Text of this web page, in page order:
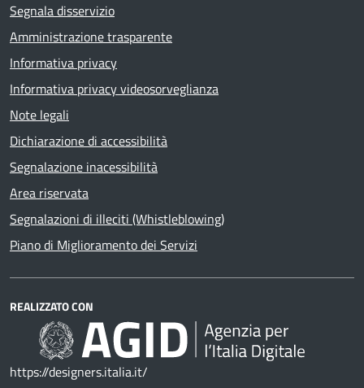
Segnala disservizio
Amministrazione trasparente
Informativa privacy
Informativa privacy videosorveglianza
Note legali
Dichiarazione di accessibilità
Segnalazione inacessibilità
Area riservata
Segnalazioni di illeciti (Whistleblowing)
Piano di Miglioramento dei Servizi
REALIZZATO CON
https://designers.italia.it/